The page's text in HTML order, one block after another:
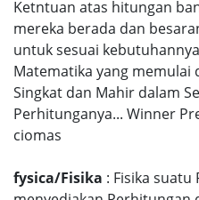
Ketntuan atas hitungan
mereka berada dan
untuk sesuai
Matematika yang memulai
Singkat dan Mahir dalam
Perhitunganya... Winner
ciomas
fysica/Fisika : Fisika suatu